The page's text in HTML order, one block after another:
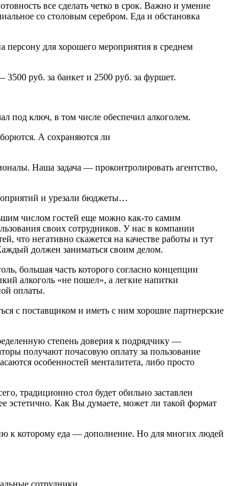
все сделать четко в срок. Важно и умение
со столовым серебром. Еда и обстановка
персону для хорошего мероприятия в среднем
руб. за банкет и 2500 руб. за фуршет.
под ключ, в том числе обеспечил алкоголем.
А сохраняются ли
Наша задача — проконтролировать агентство,
и урезали бюджеты…
числом гостей еще можно как-то самим
своих сотрудников. У нас в компании
что негативно скажется на качестве работы и тут
должен заниматься своим делом.
большая часть которого согласно концепции
алкоголь «не пошел», а легкие напитки
оплаты.
с поставщиком и иметь с ним хорошие партнерские
степень доверия к подрядчику —
получают почасовую оплату за пользование
особенностей менталитета, либо просто
традиционно стол будет обильно заставлен
эстетично. Как Вы думаете, может ли такой формат
к которому еда — дополнение. Но для многих людей